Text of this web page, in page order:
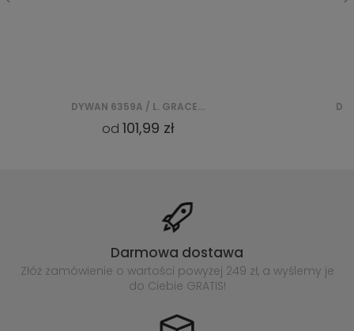
DYWAN 6356B D. / GRACE - KREMOWY, SZARY
od101,99 zł
Darmowa dostawa
Złóż zamówienie o wartości powyżej 249 zł, a wyślemy je
do Ciebie GRATIS!